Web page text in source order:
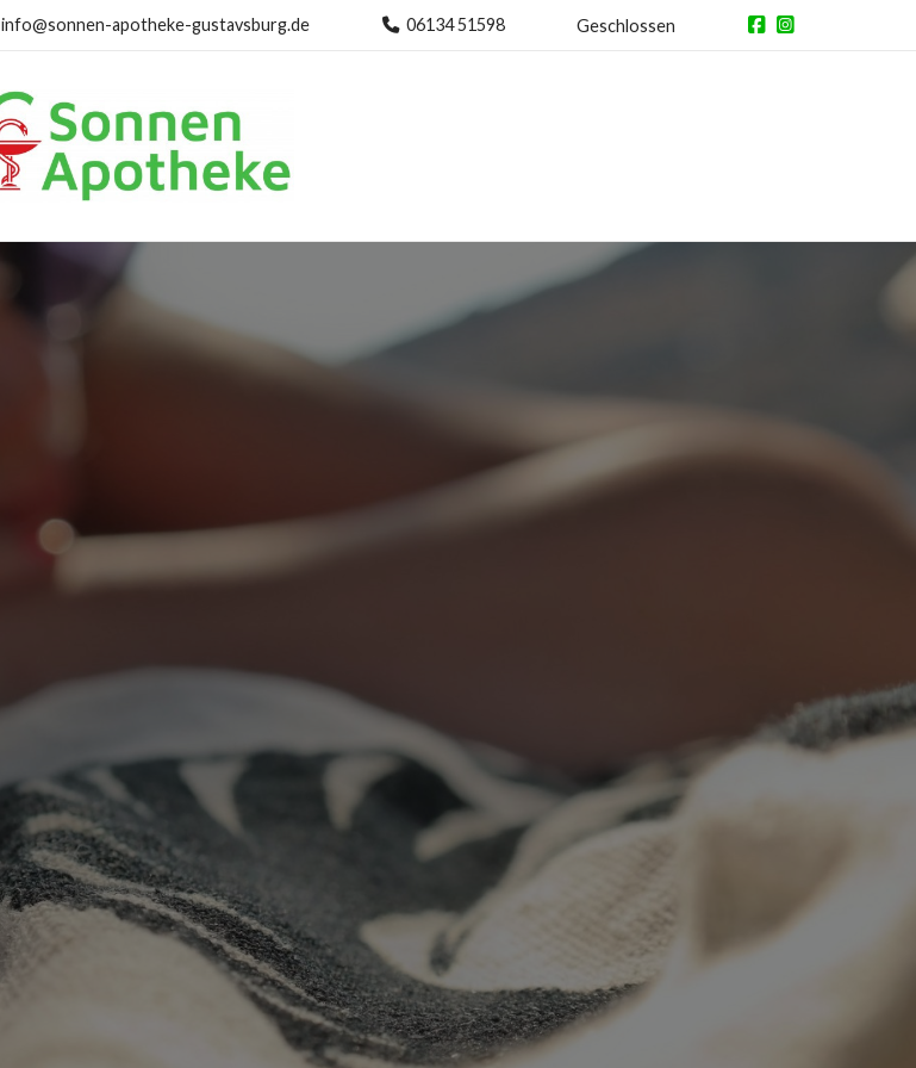
info@sonnen-apotheke-gustavsburg.de 06134 51598 Geschlossen